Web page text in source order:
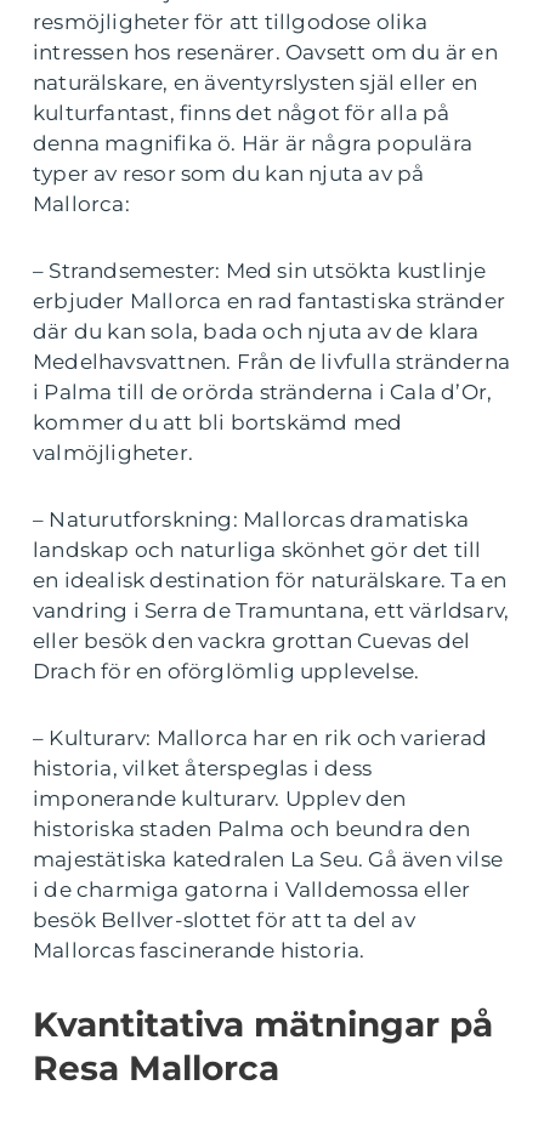
resmöjligheter för att tillgodose olika
intressen hos resenärer. Oavsett om du är en
naturälskare, en äventyrslysten själ eller en
kulturfantast, finns det något för alla på
denna magnifika ö. Här är några populära
typer av resor som du kan njuta av på
Mallorca:
– Strandsemester: Med sin utsökta kustlinje
erbjuder Mallorca en rad fantastiska stränder
där du kan sola, bada och njuta av de klara
Medelhavsvattnen. Från de livfulla stränderna
i Palma till de orörda stränderna i Cala d’Or,
kommer du att bli bortskämd med
valmöjligheter.
– Naturutforskning: Mallorcas dramatiska
landskap och naturliga skönhet gör det till
en idealisk destination för naturälskare. Ta en
vandring i Serra de Tramuntana, ett världsarv,
eller besök den vackra grottan Cuevas del
Drach för en oförglömlig upplevelse.
– Kulturarv: Mallorca har en rik och varierad
historia, vilket återspeglas i dess
imponerande kulturarv. Upplev den
historiska staden Palma och beundra den
majestätiska katedralen La Seu. Gå även vilse
i de charmiga gatorna i Valldemossa eller
besök Bellver-slottet för att ta del av
Mallorcas fascinerande historia.
Kvantitativa mätningar på
Resa Mallorca